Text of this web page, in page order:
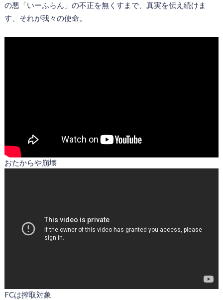
の悪「いーふらん」の不正を無くすまで、真実を伝え続けま
す、それが我々の使命。
おたからや崩壊
FCは搾取対象